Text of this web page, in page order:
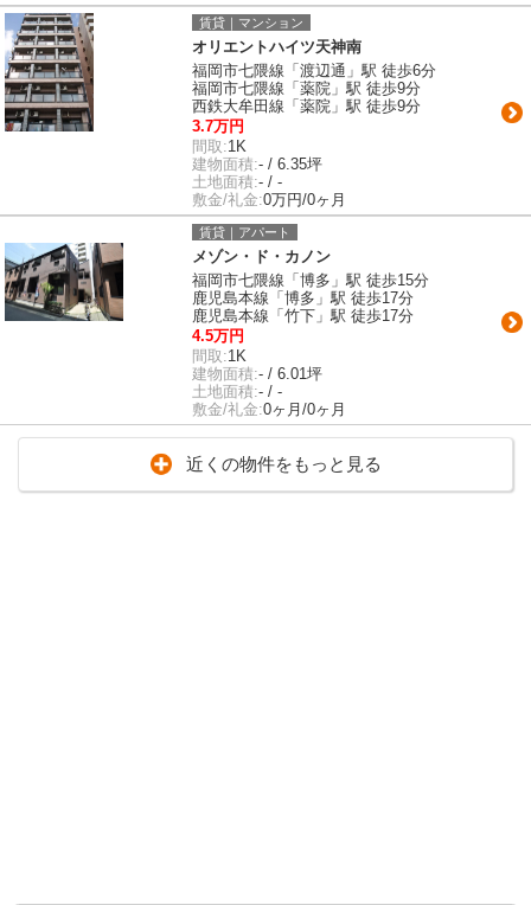
賃貸｜マンション
オリエントハイツ天神南
福岡市七隈線「渡辺通」駅 徒歩6分
福岡市七隈線「薬院」駅 徒歩9分
西鉄大牟田線「薬院」駅 徒歩9分
3.7万円
間取:1K
建物面積:- / 6.35坪
土地面積:- / -
敷金/礼金:0万円/0ヶ月
賃貸｜アパート
メゾン・ド・カノン
福岡市七隈線「博多」駅 徒歩15分
鹿児島本線「博多」駅 徒歩17分
鹿児島本線「竹下」駅 徒歩17分
4.5万円
間取:1K
建物面積:- / 6.01坪
土地面積:- / -
敷金/礼金:0ヶ月/0ヶ月
近くの物件をもっと見る